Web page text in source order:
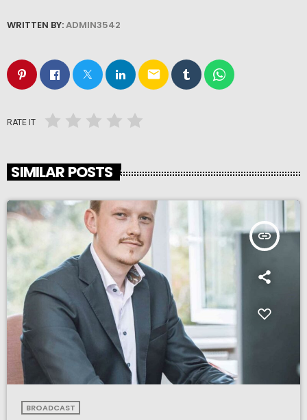
WRITTEN BY:ADMIN3542
email
RATE IT
SIMILAR POSTS
insert_link
BROADCAST